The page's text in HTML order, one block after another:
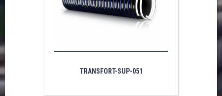
TRANSFORT-SUP-051